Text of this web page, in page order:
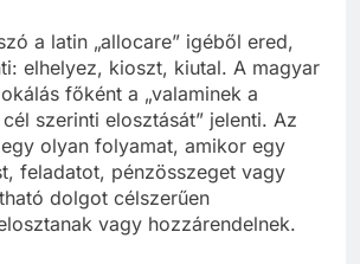
a latin „allocare” igéből ered,
elhelyez, kioszt, kiutal. A magyar
főként a „valaminek a
szerinti elosztását” jelenti. Az
olyan folyamat, amikor egy
feladatot, pénzösszeget vagy
dolgot célszerűen
vagy hozzárendelnek.